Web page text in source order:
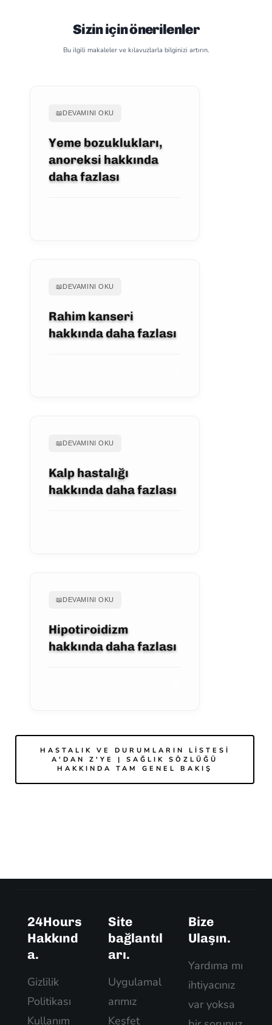
Sizin için önerilenler
Bu ilgili makaleler ve kılavuzlarla bilginizi artırın.
📖DEVAMINI OKU
Yeme bozuklukları,
anoreksi hakkında
daha fazlası
📖DEVAMINI OKU
Rahim kanseri
hakkında daha fazlası
📖DEVAMINI OKU
Kalp hastalığı
hakkında daha fazlası
📖DEVAMINI OKU
Hipotiroidizm
hakkında daha fazlası
HASTALIK VE DURUMLARIN LISTESI
A'DAN Z'YE | SAĞLIK SÖZLÜĞÜ
HAKKINDA TAM GENEL BAKIŞ
24Hours
Hakkınd
a.
Gizlilik
Politikası
Kullanım
Site
bağlantıl
arı.
Uygulamal
arımız
Keşfet
Bize
Ulaşın.
Yardıma mı
ihtiyacınız
var yoksa